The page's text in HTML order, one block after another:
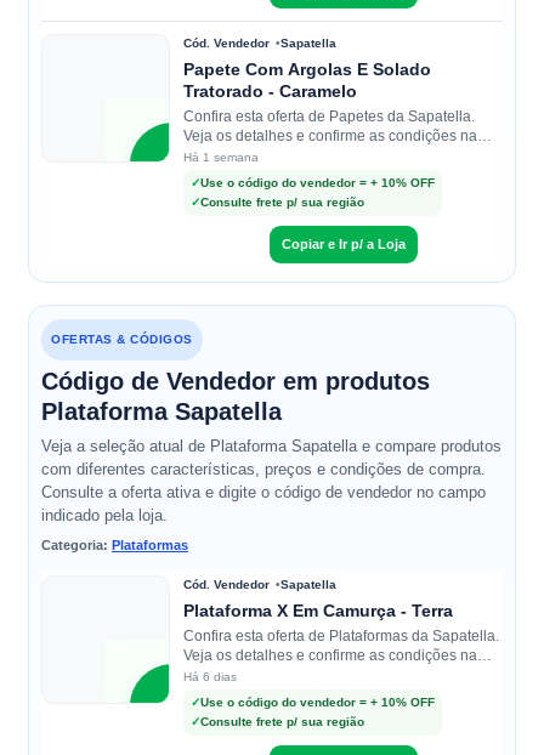
S
Cód. Vendedor Sapatella
Papete Com Argolas E Solado
Tratorado - Caramelo
Confira esta oferta de Papetes da Sapatella.
Veja os detalhes e confirme as condições na
loja.
Há 1 semana
✓Use o código do vendedor = + 10% OFF
✓Consulte frete p/ sua região
Copiar e Ir p/ a Loja
OFERTAS & CÓDIGOS
Código de Vendedor em produtos
Plataforma Sapatella
Veja a seleção atual de Plataforma Sapatella e compare produtos
com diferentes características, preços e condições de compra.
Consulte a oferta ativa e digite o código de vendedor no campo
indicado pela loja.
Categoria: Plataformas
S
Cód. Vendedor Sapatella
Plataforma X Em Camurça - Terra
Confira esta oferta de Plataformas da Sapatella.
Veja os detalhes e confirme as condições na
loja.
Há 6 dias
✓Use o código do vendedor = + 10% OFF
✓Consulte frete p/ sua região